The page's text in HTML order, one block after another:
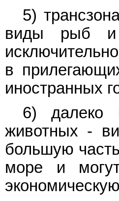
5)
виды рыб и
в
иностранных
6) далеко
животных -
большую
море и